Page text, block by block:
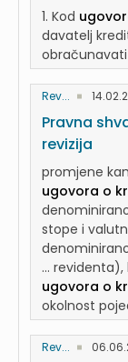
1. Kod
davatelj
obračunavati
Rev...
Pravna
revizija
promjene
ugovora o
stope i
...
ugovora o
okolnost
Rev...